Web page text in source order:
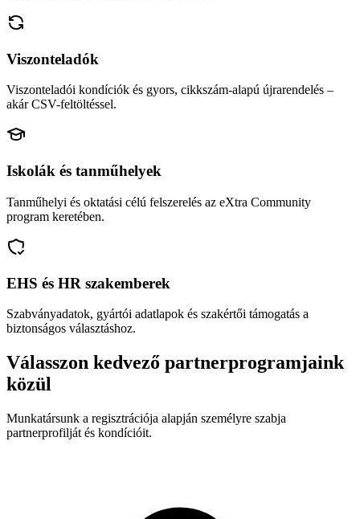
Viszonteladók
Viszonteladói kondíciók és gyors, cikkszám-alapú újrarendelés –
akár CSV-feltöltéssel.
Iskolák és tanműhelyek
Tanműhelyi és oktatási célú felszerelés az eXtra Community
program keretében.
EHS és HR szakemberek
Szabványadatok, gyártói adatlapok és szakértői támogatás a
biztonságos választáshoz.
Válasszon kedvező partnerprogramjaink
közül
Munkatársunk a regisztrációja alapján személyre szabja
partnerprofilját és kondícióit.